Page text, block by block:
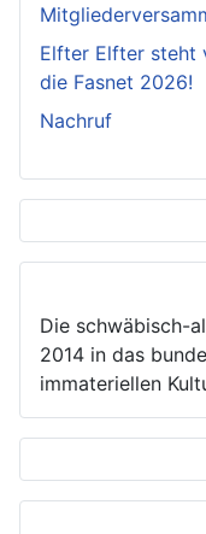
Elfter Elfter steht
die Fasnet 2026!
Nachruf
Die schwäbisch-
2014 in das
immateriellen